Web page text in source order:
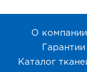
О компании
Гарантии
Каталог